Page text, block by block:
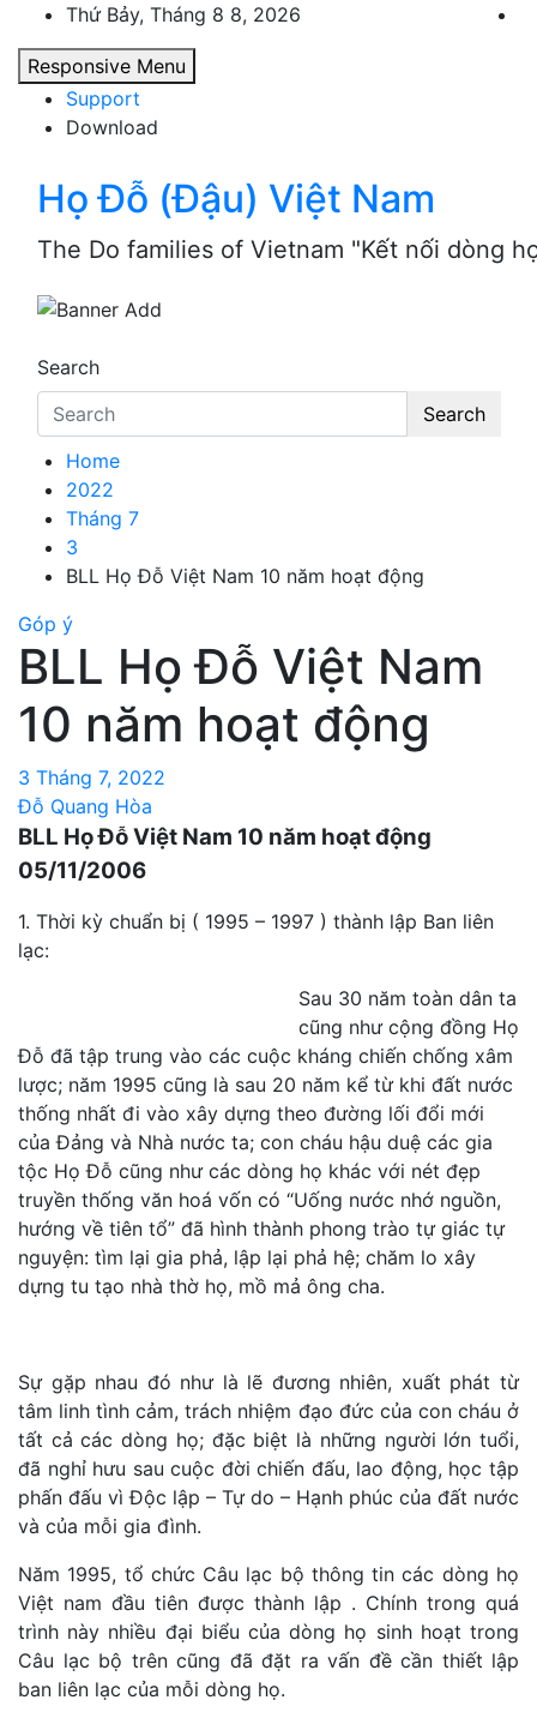
content
Thứ Bảy, Tháng 8 8, 2026
Responsive Menu
Support
Download
Họ Đỗ (Đậu) Việt Nam
The Do families of Vietnam "Kết nối dòng
Search
Search
Home
2022
Tháng 7
3
BLL Họ Đỗ Việt Nam 10 năm hoạt động
Góp ý
BLL Họ Đỗ Việt Nam
10 năm hoạt động
3 Tháng 7, 2022
Đỗ Quang Hòa
BLL Họ Đỗ Việt Nam 10 năm hoạt động
05/11/2006
1. Thời kỳ chuẩn bị ( 1995 – 1997 ) thành lập Ban liên
lạc:
Sau 30 năm toàn dân ta
cũng như cộng đồng Họ
Đỗ đã tập trung vào các cuộc kháng chiến chống xâm
lược; năm 1995 cũng là sau 20 năm kể từ khi đất nước
thống nhất đi vào xây dựng theo đường lối đổi mới
của Đảng và Nhà nước ta; con cháu hậu duệ các gia
tộc Họ Đỗ cũng như các dòng họ khác với nét đẹp
truyền thống văn hoá vốn có “Uống nước nhớ nguồn,
hướng về tiên tổ” đã hình thành phong trào tự giác tự
nguyện: tìm lại gia phả, lập lại phả hệ; chăm lo xây
dựng tu tạo nhà thờ họ, mồ mả ông cha.
Sự gặp nhau đó như là lẽ đương nhiên, xuất phát từ
tâm linh tình cảm, trách nhiệm đạo đức của con cháu ở
tất cả các dòng họ; đặc biệt là những người lớn tuổi,
đã nghỉ hưu sau cuộc đời chiến đấu, lao động, học tập
phấn đấu vì Độc lập – Tự do – Hạnh phúc của đất nước
và của mỗi gia đình.
Năm 1995, tổ chức Câu lạc bộ thông tin các dòng họ
Việt nam đầu tiên được thành lập . Chính trong quá
trình này nhiều đại biểu của dòng họ sinh hoạt trong
Câu lạc bộ trên cũng đã đặt ra vấn đề cần thiết lập
ban liên lạc của mỗi dòng họ.